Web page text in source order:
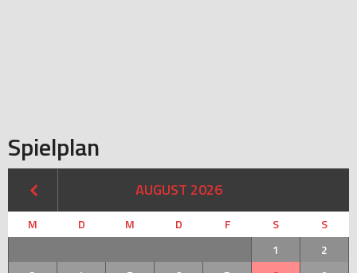
Spielplan
AUGUST 2026
M D M D F S
S
1
2